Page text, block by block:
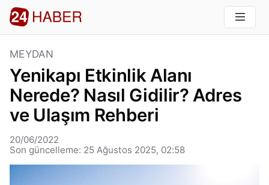
MEYDAN
Yenikapı Etkinlik Alanı
Nerede? Nasıl Gidilir? Adres
ve Ulaşım Rehberi
20/06/2022
Son güncelleme: 25 Ağustos 2025, 02:58